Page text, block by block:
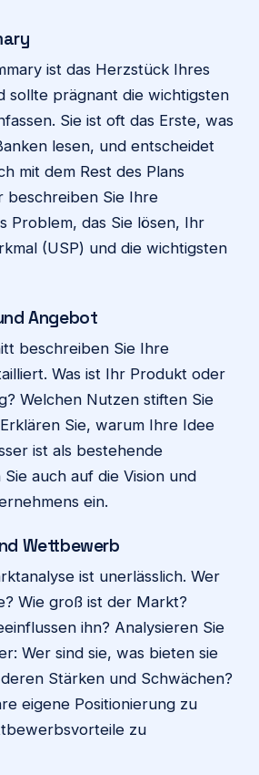
ist das Herzstück Ihres
sollte prägnant die wichtigsten
Sie ist oft das Erste, was
lesen, und entscheidet
mit dem Rest des Plans
beschreiben Sie Ihre
Problem, das Sie lösen, Ihr
(USP) und die wichtigsten
Angebot
beschreiben Sie Ihre
Was ist Ihr Produkt oder
Welchen Nutzen stiften Sie
Sie, warum Ihre Idee
ist als bestehende
auch auf die Vision und
ein.
Wettbewerb
ist unerlässlich. Wer
Wie groß ist der Markt?
ihn? Analysieren Sie
Wer sind sie, was bieten sie
Stärken und Schwächen?
eigene Positionierung zu
zu